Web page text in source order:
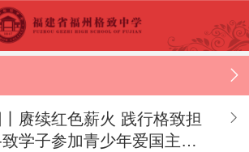
赓续红色薪火 践行格致担
学子参加青少年爱国主义